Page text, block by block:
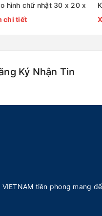
hình chữ nhật 30 x 20 x
[mã DC01]
chi tiết
Ký Nhận Tin
VIETNAM tiên phong mang